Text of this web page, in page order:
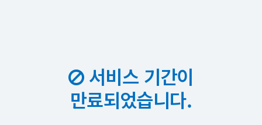
서비스 기간이
만료되었습니다.